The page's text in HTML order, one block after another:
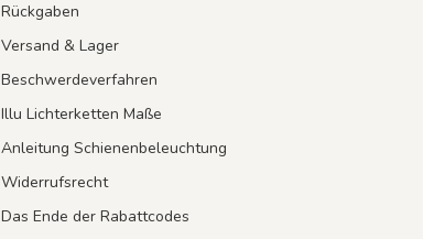
Rückgaben
Versand & Lager
Beschwerdeverfahren
Illu Lichterketten Maße
Anleitung Schienenbeleuchtung
Widerrufsrecht
Das Ende der Rabattcodes